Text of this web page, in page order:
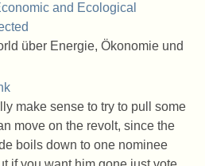
and Ecological
über Energie, Ökonomie und
make sense to try to pull some
move on the revolt, since the
boils down to one nominee